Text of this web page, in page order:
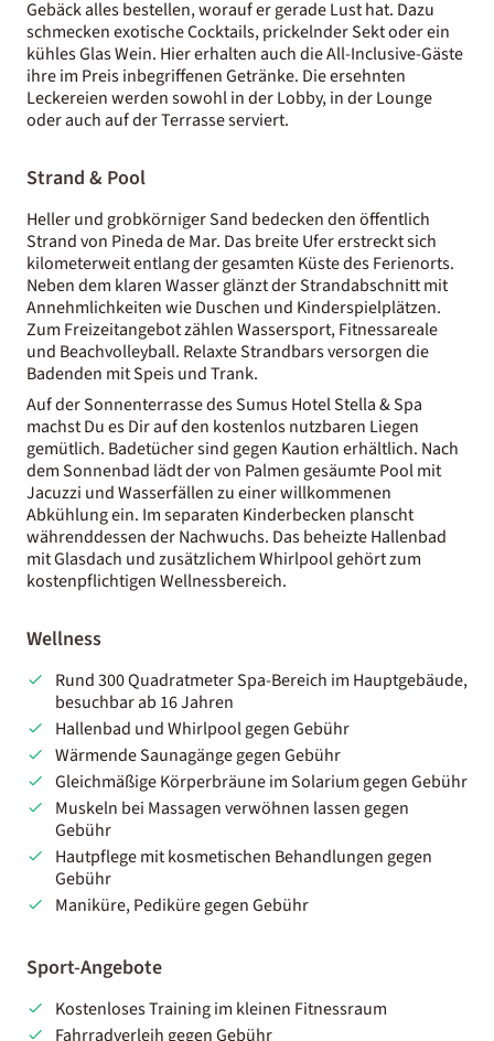
Gebäck alles bestellen, worauf er gerade Lust hat. Dazu
schmecken exotische Cocktails, prickelnder Sekt oder ein
kühles Glas Wein. Hier erhalten auch die All-Inclusive-Gäste
ihre im Preis inbegriffenen Getränke. Die ersehnten
Leckereien werden sowohl in der Lobby, in der Lounge
oder auch auf der Terrasse serviert.
Strand & Pool
Heller und grobkörniger Sand bedecken den öffentlich
Strand von Pineda de Mar. Das breite Ufer erstreckt sich
kilometerweit entlang der gesamten Küste des Ferienorts.
Neben dem klaren Wasser glänzt der Strandabschnitt mit
Annehmlichkeiten wie Duschen und Kinderspielplätzen.
Zum Freizeitangebot zählen Wassersport, Fitnessareale
und Beachvolleyball. Relaxte Strandbars versorgen die
Badenden mit Speis und Trank.
Auf der Sonnenterrasse des Sumus Hotel Stella & Spa
machst Du es Dir auf den kostenlos nutzbaren Liegen
gemütlich. Badetücher sind gegen Kaution erhältlich. Nach
dem Sonnenbad lädt der von Palmen gesäumte Pool mit
Jacuzzi und Wasserfällen zu einer willkommenen
Abkühlung ein. Im separaten Kinderbecken planscht
währenddessen der Nachwuchs. Das beheizte Hallenbad
mit Glasdach und zusätzlichem Whirlpool gehört zum
kostenpflichtigen Wellnessbereich.
Wellness
Rund 300 Quadratmeter Spa-Bereich im Hauptgebäude,
besuchbar ab 16 Jahren
Hallenbad und Whirlpool gegen Gebühr
Wärmende Saunagänge gegen Gebühr
Gleichmäßige Körperbräune im Solarium gegen Gebühr
Muskeln bei Massagen verwöhnen lassen gegen
Gebühr
Hautpflege mit kosmetischen Behandlungen gegen
Gebühr
Maniküre, Pediküre gegen Gebühr
Sport-Angebote
Kostenloses Training im kleinen Fitnessraum
Fahrradverleih gegen Gebühr